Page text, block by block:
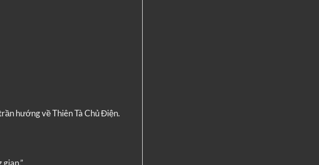
hướng về Thiên Tà Chủ Điện.